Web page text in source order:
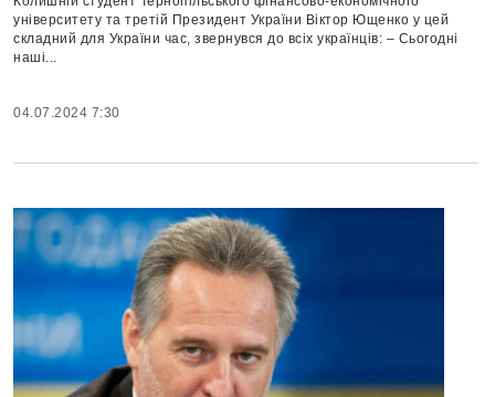
університету та третій Президент України Віктор Ющенко у цей
складний для України час, звернувся до всіх українців: – Сьогодні
наші...
04.07.2024 7:30